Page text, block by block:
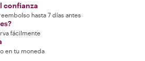
confianza
hasta 7 días antes
fácilmente
en tu moneda